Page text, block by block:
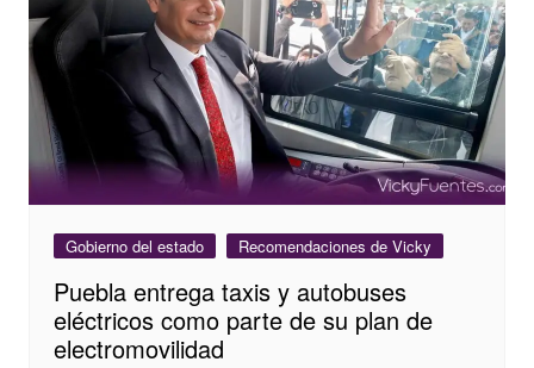
Gobierno del estado Recomendaciones de Vicky
Puebla entrega taxis y autobuses
eléctricos como parte de su plan de
electromovilidad